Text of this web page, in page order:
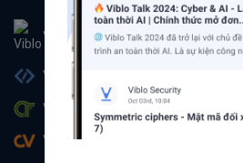
Viblo
Viblo Code
Viblo CTF
Viblo CV